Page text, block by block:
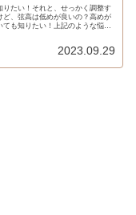
たい！それと、せっかく調整す
ど、弦高は低めが良いの？高めが
も知りたい！上記のような悩み
2023.09.29